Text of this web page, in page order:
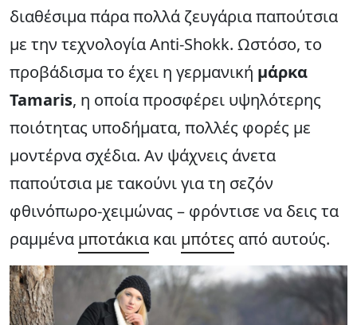
διαθέσιμα πάρα πολλά ζευγάρια παπούτσια
με την τεχνολογία Anti-Shokk. Ωστόσο, το
προβάδισμα το έχει η γερμανική μάρκα
Tamaris, η οποία προσφέρει υψηλότερης
ποιότητας υποδήματα, πολλές φορές με
μοντέρνα σχέδια. Αν ψάχνεις άνετα
παπούτσια με τακούνι για τη σεζόν
φθινόπωρο-χειμώνας – φρόντισε να δεις τα
ραμμένα μποτάκια και μπότες από αυτούς.